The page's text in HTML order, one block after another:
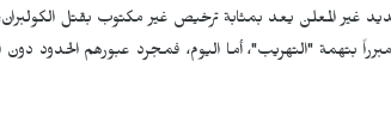
غير المعلن يعد بمثابة ترخيص غير مكتوب بقتل
مبرراً بتهمة "التهريب"، أما اليوم، فمجرد عبورهم الحدود